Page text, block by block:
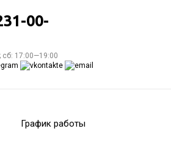
00-
сб: 17:00—19:00
График работы